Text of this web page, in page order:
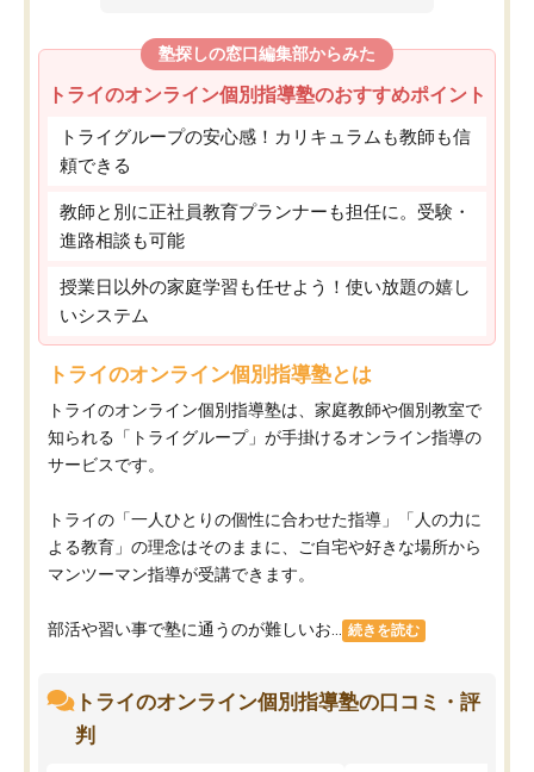
塾探しの窓口編集部からみた
トライのオンライン個別指導塾のおすすめポイント
トライグループの安心感！カリキュラムも教師も信
頼できる
教師と別に正社員教育プランナーも担任に。受験・
進路相談も可能
授業日以外の家庭学習も任せよう！使い放題の嬉し
いシステム
トライのオンライン個別指導塾とは
トライのオンライン個別指導塾は、家庭教師や個別教室で
知られる「トライグループ」が手掛けるオンライン指導の
サービスです。
トライの「一人ひとりの個性に合わせた指導」「人の力に
よる教育」の理念はそのままに、ご自宅や好きな場所から
マンツーマン指導が受講できます。
部活や習い事で塾に通うのが難しいお... 続きを読む
トライのオンライン個別指導塾の口コミ・評
判